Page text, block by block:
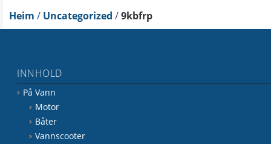
Heim / Uncategorized /9kbfrp
INNHOLD
På Vann
Motor
Båter
Vannscooter